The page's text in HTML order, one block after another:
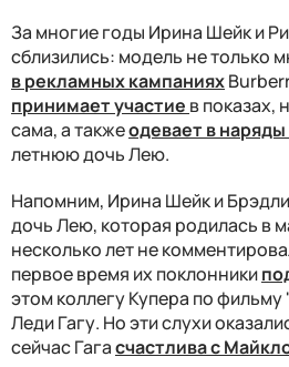
За многие годы Ирина Шейк и
сблизились: модель не только
в рекламных кампаниях
принимает участие в показах,
сама, а такжеодевает в
летнюю дочь Лею.
Напомним, Ирина Шейк и
дочь Лею, которая родилась в
несколько лет не
первое время их поклонники
этом коллегу Купера по
Леди Гагу. Но эти слухи
сейчас Гагасчастлива с